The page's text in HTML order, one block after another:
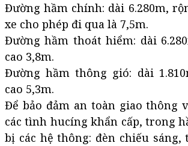
Đường hầm chính: dài 6.280m,
xe cho phép đi qua là 7,5m.
Đường hầm thoát hiểm: dài
cao 3,8m.
Đường hầm thông gió: dài
cao 5,3m.
Để bảo đảm an toàn giao thông
các tình hucíng khẩn cấp, trong
bị các hệ thông: đèn chiếu sáng,